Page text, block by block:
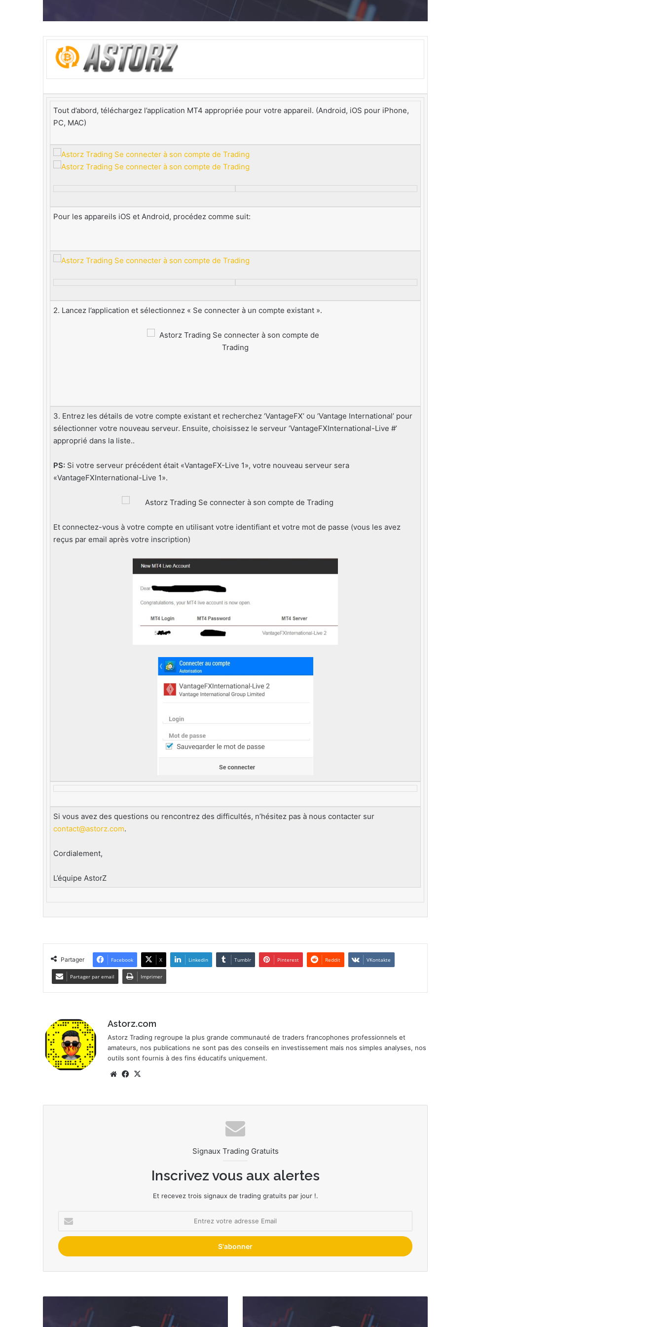
Tout d’abord, téléchargez l’application MT4 appropriée pour votre appareil. (Android, iOS pour iPhone,
PC, MAC)
Pour les appareils iOS et Android, procédez comme suit:
2. Lancez l’application et sélectionnez « Se connecter à un compte existant ».
3. Entrez les détails de votre compte existant et recherchez ‘VantageFX’ ou ‘Vantage International’ pour
sélectionner votre nouveau serveur. Ensuite, choisissez le serveur ‘VantageFXInternational-Live #’
approprié dans la liste..
PS: Si votre serveur précédent était «VantageFX-Live 1», votre nouveau serveur sera
«VantageFXInternational-Live 1».
Et connectez-vous à votre compte en utilisant votre identifiant et votre mot de passe (vous les avez
reçus par email après votre inscription)
Si vous avez des questions ou rencontrez des difficultés, n’hésitez pas à nous contacter sur
contact@astorz.com.
Cordialement,
L’équipe AstorZ
Partager Facebook X Linkedin Tumblr Pinterest Reddit VKontakte
Partager par email Imprimer
Astorz.com
Astorz Trading regroupe la plus grande communauté de traders francophones professionnels et
amateurs, nos publications ne sont pas des conseils en investissement mais nos simples analyses, nos
outils sont fournis à des fins éducatifs uniquement.
WebsiteFacebook
Signaux Trading Gratuits
Inscrivez vous aux alertes
Et recevez trois signaux de trading gratuits par jour !.
votre
adresse
Email